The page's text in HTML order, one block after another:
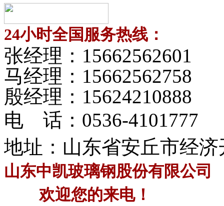
24小时全国服务热线：
张经理： 15662562601
马经理： 15662562758
殷经理： 15624210888
电 话： 0536-4101777
地址：山东省安丘市经济
山东中凯玻璃钢股份有限公司
欢迎您的来电！